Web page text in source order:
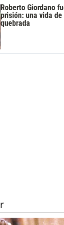
Roberto Giordano
prisión: una vida
quebrada